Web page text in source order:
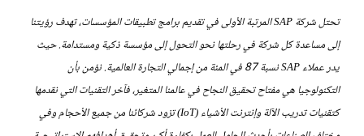
تحتل شركة SAP المرتبة الأولى في تقديم برامج تطبيقات المؤسسات، تهدف رؤيتنا
إلى مساعدة كل شركة في رحلتها نحو التحول إلى مؤسسة ذكية ومستدامة. حيث
يدر عملاء SAP نسبة 87 في المئة من إجمالي التجارة العالمية. نؤمن بأن
التكنولوجيا هي مفتاح تحقيق النجاح في عالمنا المتغير، فآخر التقنيات التي نقدمها
كتقنيات تدريب الآلة وإنترنت الأشياء (IoT) تزود شركائنا من جميع الأحجام وفي